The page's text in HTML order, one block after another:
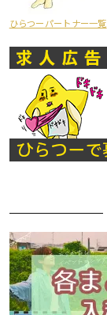
ひらつーパートナー一覧